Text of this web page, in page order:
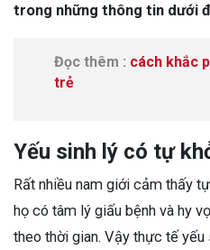
trong những thông tin dưới
Đọc thêm : cách khắc
trẻ
Yếu sinh lý có tự
Rất nhiều nam giới cảm thấy
họ có tâm lý giấu bệnh và hy
theo thời gian. Vậy thực tế